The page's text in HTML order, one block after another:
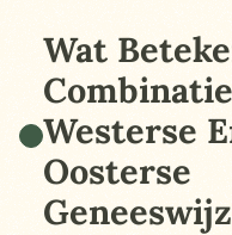
Wat
Westerse
Oosterse